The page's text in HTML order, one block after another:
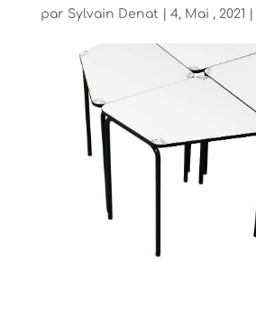
par Sylvain Denat 4, Mai , 2021